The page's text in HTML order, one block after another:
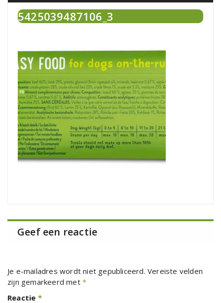
5425039487106_3
Geef een reactie
Je e-mailadres wordt niet gepubliceerd. Vereiste velden
zijn gemarkeerd met *
Reactie *